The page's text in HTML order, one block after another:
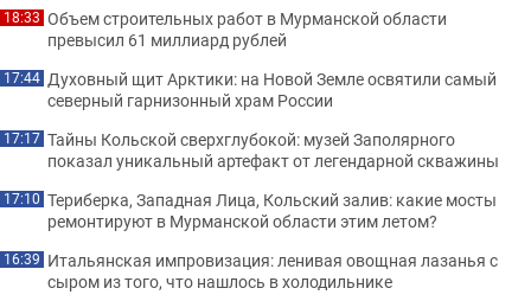
18:33 Объем строительных работ в Мурманской области
превысил 61 миллиард рублей
17:44 Духовный щит Арктики: на Новой Земле освятили самый
северный гарнизонный храм России
17:17 Тайны Кольской сверхглубокой: музей Заполярного
показал уникальный артефакт от легендарной скважины
17:10 Териберка, Западная Лица, Кольский залив: какие мосты
ремонтируют в Мурманской области этим летом?
16:39 Итальянская импровизация: ленивая овощная лазанья с
сыром из того, что нашлось в холодильнике